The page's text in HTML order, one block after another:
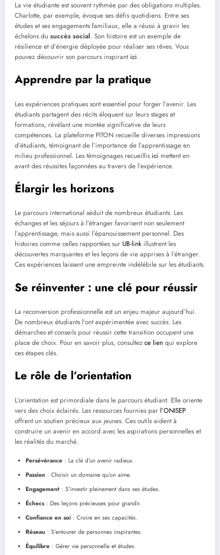
La vie étudiante est souvent rythmée par des obligations multiples.
Charlotte, par exemple, évoque ses défis quotidiens. Entre ses
études et ses engagements familiaux, elle a réussi à gravir les
échelons du succès social. Son histoire est un exemple de
résilience et d’énergie déployée pour réaliser ses rêves. Vous
pouvez découvrir son parcours inspirant ici.
Apprendre par la pratique
Les expériences pratiques sont essentiel pour forger l’avenir. Les
étudiants partagent des récits éloquent sur leurs stages et
formations, révélant une montée significative de leurs
compétences. La plateforme PITON recueille diverses impressions
d’étudiants, témoignant de l’importance de l’apprentissage en
milieu professionnel. Les témoignages recueillis ici mettent en
avant des réussites façonnées au travers de l’expérience.
Élargir les horizons
Le parcours international séduit de nombreux étudiants. Les
échanges et les séjours à l’étranger favorisent non seulement
l’apprentissage, mais aussi l’épanouissement personnel. Des
histoires comme celles rapportées sur UB-link illustrent les
découvertes marquantes et les leçons de vie apprises à l’étranger.
Ces expériences laissent une empreinte indélébile sur les étudiants.
Se réinventer : une clé pour réussir
La reconversion professionnelle est un enjeu majeur aujourd’hui.
De nombreux étudiants l’ont expérimentée avec succès. Les
démarches et conseils pour réussir cette transition occupent une
place de choix. Pour en savoir plus, consultez ce lien qui explore
ces étapes clés.
Le rôle de l’orientation
L’orientation est primordiale dans le parcours étudiant. Elle oriente
vers des choix éclairés. Les ressources fournies par l’ONISEP
offrent un soutien précieux aux jeunes. Ces outils aident à
construire un avenir en accord avec les aspirations personnelles et
les réalités du marché.
Persévérance : La clé d’un avenir radieux.
Passion : Choisir un domaine qu’on aime.
Engagement : S’investir pleinement dans ses études.
Échecs: Des leçons précieuses pour grandir.
Confiance en soi : Croire en ses capacités.
Réseau : S’entourer de personnes inspirantes.
Équilibre : Gérer vie personnelle et études.